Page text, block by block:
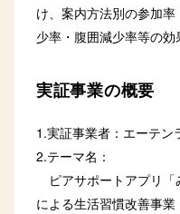
け、案内方法別の参加
少率・腹囲減少率等の効
実証事業の概要
1.実証事業者：エーテン
2.テーマ名：
ピアサポートアプリ「
による生活習慣改善事業